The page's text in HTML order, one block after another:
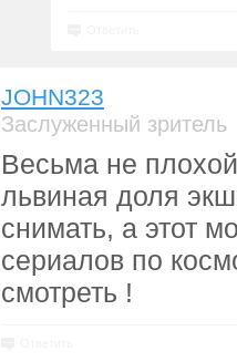
JOHN323
Заслуженный зритель
Весьма не
львиная доля
снимать, а этот
сериалов по
смотреть !